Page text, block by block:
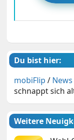
Du bist hier:
mobiFlip / News
schnappt sich
Weitere